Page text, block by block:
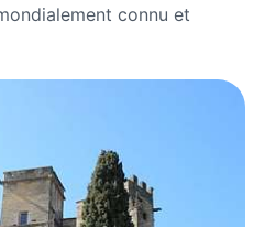
connu et